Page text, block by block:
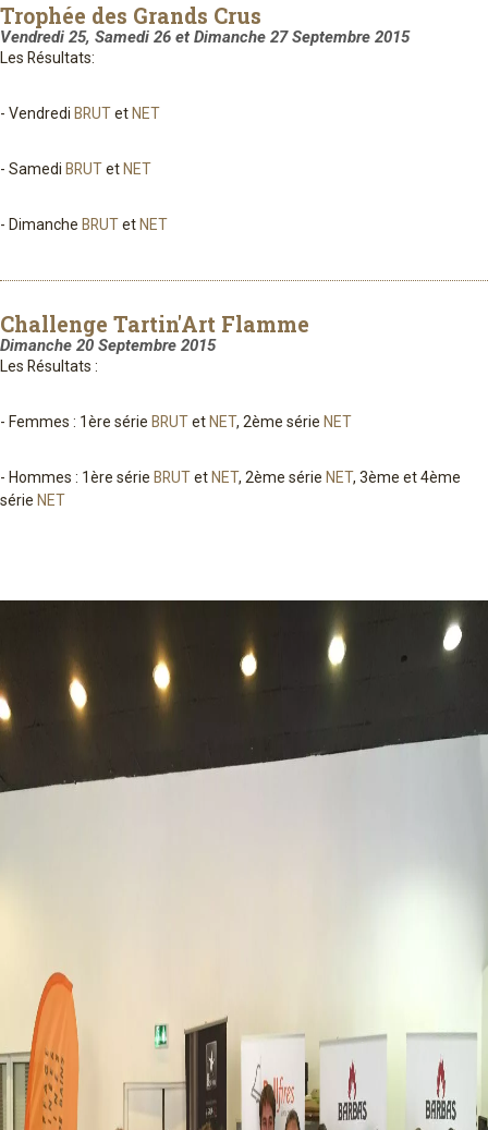
Trophée des Grands Crus
Vendredi 25, Samedi 26 et Dimanche 27 Septembre 2015
Les Résultats:
- Vendredi BRUTetNET
- Samedi BRUTetNET
- Dimanche BRUTetNET
Challenge Tartin'Art Flamme
Dimanche 20 Septembre 2015
Les Résultats :
- Femmes : 1ère série BRUTetNET, 2ème série NET
- Hommes : 1ère série BRUTetNET, 2ème série NET, 3ème et 4ème
série NET